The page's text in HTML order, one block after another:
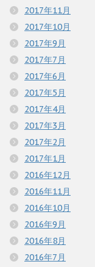
2017年11月
2017年10月
2017年9月
2017年7月
2017年6月
2017年5月
2017年4月
2017年3月
2017年2月
2017年1月
2016年12月
2016年11月
2016年10月
2016年9月
2016年8月
2016年7月